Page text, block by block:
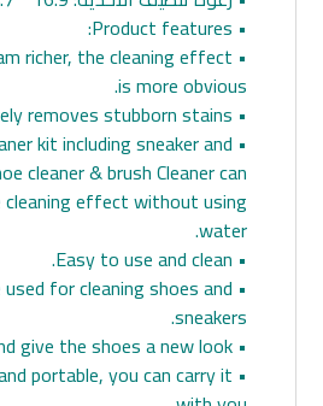
• Product features:
richer, the cleaning effect
is more obvious.
• Effectively removes stubborn stains.
kit including sneaker and
cleaner & brush Cleaner can
cleaning effect without using
water.
• Easy to use and clean.
used for cleaning shoes and
sneakers.
• Quickly whiten and give the shoes a new look.
portable, you can carry it